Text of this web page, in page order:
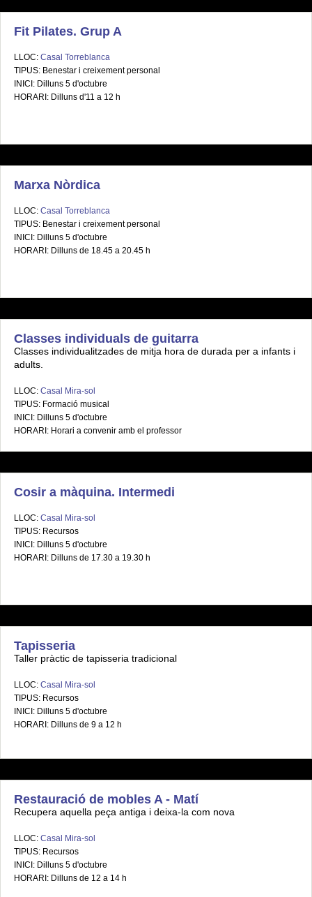
Fit Pilates. Grup A
LLOC: Casal Torreblanca
TIPUS: Benestar i creixement personal
INICI: Dilluns 5 d'octubre
HORARI: Dilluns d'11 a 12 h
Marxa Nòrdica
LLOC: Casal Torreblanca
TIPUS: Benestar i creixement personal
INICI: Dilluns 5 d'octubre
HORARI: Dilluns de 18.45 a 20.45 h
Classes individuals de guitarra
Classes individualitzades de mitja hora de durada per a infants i
adults.
LLOC: Casal Mira-sol
TIPUS: Formació musical
INICI: Dilluns 5 d'octubre
HORARI: Horari a convenir amb el professor
Cosir a màquina. Intermedi
LLOC: Casal Mira-sol
TIPUS: Recursos
INICI: Dilluns 5 d'octubre
HORARI: Dilluns de 17.30 a 19.30 h
Tapisseria
Taller pràctic de tapisseria tradicional
LLOC: Casal Mira-sol
TIPUS: Recursos
INICI: Dilluns 5 d'octubre
HORARI: Dilluns de 9 a 12 h
Restauració de mobles A - Matí
Recupera aquella peça antiga i deixa-la com nova
LLOC: Casal Mira-sol
TIPUS: Recursos
INICI: Dilluns 5 d'octubre
HORARI: Dilluns de 12 a 14 h